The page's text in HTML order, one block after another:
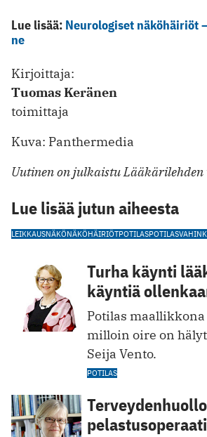
Lue lisää: Neurologiset näköhäiriöt
ne
Kirjoittaja:
Tuomas Keränen
toimittaja
Kuva: Panthermedia
Uutinen on julkaistu
Lue lisää jutun aiheesta
LEIKKAUSNÄKÖNÄKÖHÄIRIÖTPOTILAS
Turha käynti
käyntiä
Potilas
milloin oire on
Seija Vento.
POTILAS